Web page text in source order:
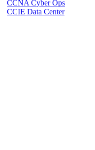
CCNA Cyber Ops
CCIE Data Center